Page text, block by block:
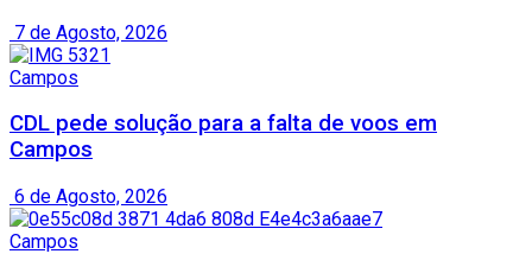
7 de Agosto, 2026
Campos
CDL pede solução para a falta de voos em
Campos
6 de Agosto, 2026
Campos